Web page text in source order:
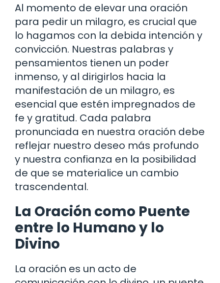
Al momento de elevar una oración
para pedir un milagro, es crucial que
lo hagamos con la debida intención y
convicción. Nuestras palabras y
pensamientos tienen un poder
inmenso, y al dirigirlos hacia la
manifestación de un milagro, es
esencial que estén impregnados de
fe y gratitud. Cada palabra
pronunciada en nuestra oración debe
reflejar nuestro deseo más profundo
y nuestra confianza en la posibilidad
de que se materialice un cambio
trascendental.
La Oración como Puente
entre lo Humano y lo
Divino
La oración es un acto de